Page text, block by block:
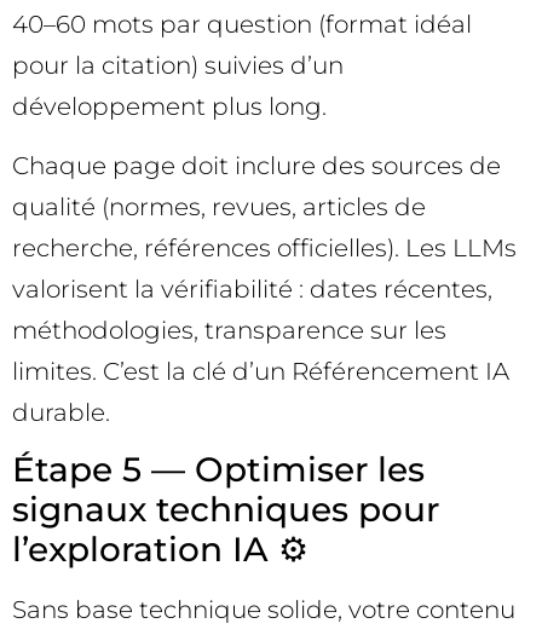
40–60 mots par question (format idéal
pour la citation) suivies d’un
développement plus long.
Chaque page doit inclure des sources de
qualité (normes, revues, articles de
recherche, références officielles). Les LLMs
valorisent la vérifiabilité : dates récentes,
méthodologies, transparence sur les
limites. C’est la clé d’un Référencement IA
durable.
Étape 5 — Optimiser les
signaux techniques pour
l’exploration IA ⚙️
Sans base technique solide, votre contenu